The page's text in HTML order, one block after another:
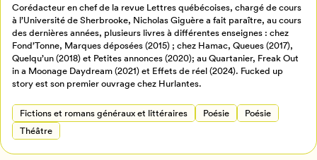
Retour à l’accueil
Corédacteur en chef de la revue Lettres québécoises, chargé de cours
à l’Université de Sherbrooke, Nicholas Giguère a fait paraître, au cours
des dernières années, plusieurs livres à différentes enseignes : chez
Fond’Tonne, Marques déposées (2015) ; chez Hamac, Queues (2017),
Quelqu’un (2018) et Petites annonces (2020); au Quartanier, Freak Out
in a Moonage Daydream (2021) et Effets de réel (2024). Fucked up
Fictions et romans généraux et littéraires Poésie
Poésie
Théâtre
Créer un profil
Annuler